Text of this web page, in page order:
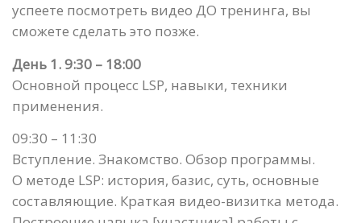
успеете посмотреть видео ДО тренинга, вы
сможете сделать это позже.
День 1. 9:30 – 18:00
Основной процесс LSP, навыки, техники
применения.
09:30 – 11:30
Вступление. Знакомство. Обзор программы.
О методе LSP: история, базис, суть, основные
составляющие. Краткая видео-визитка метода.